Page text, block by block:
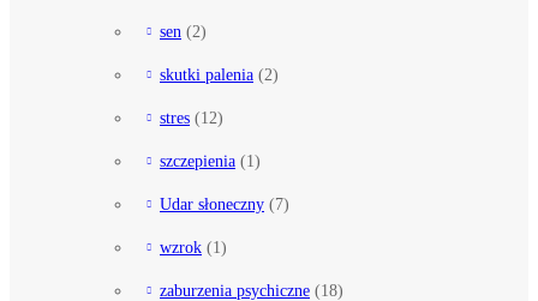
sen (2)
skutki palenia (2)
stres (12)
szczepienia (1)
Udar słoneczny (7)
wzrok (1)
zaburzenia psychiczne (18)